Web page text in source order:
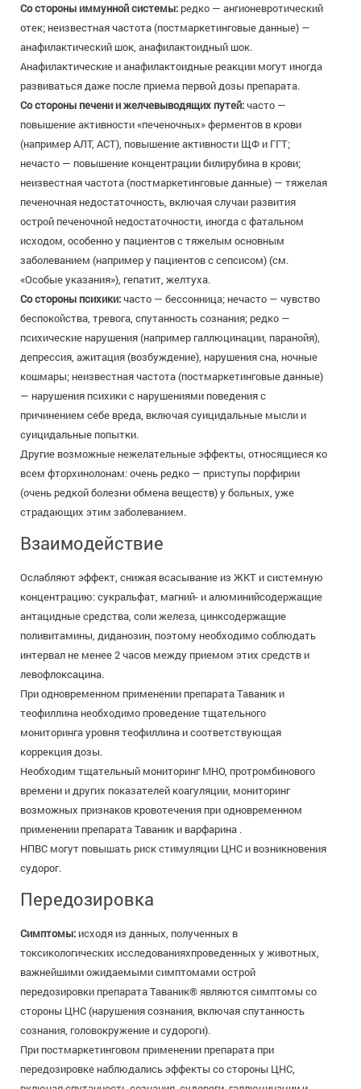
Со стороны иммунной системы: редко — ангионевротический
отек; неизвестная частота (постмаркетинговые данные) —
анафилактический шок, анафилактоидный шок.
Анафилактические и анафилактоидные реакции могут иногда
развиваться даже после приема первой дозы препарата.
Со стороны печени и желчевыводящих путей:часто —
повышение активности «печеночных» ферментов в крови
(например АЛТ, АСТ), повышение активности ЩФ и ГГТ;
нечасто — повышение концентрации билирубина в крови;
неизвестная частота (постмаркетинговые данные) — тяжелая
печеночная недостаточность, включая случаи развития
острой печеночной недостаточности, иногда с фатальном
исходом, особенно у пациентов с тяжелым основным
заболеванием (например у пациентов с сепсисом) (см.
«Особые указания»), гепатит, желтуха.
Со стороны психики:часто — бессонница; нечасто — чувство
беспокойства, тревога, спутанность сознания; редко —
психические нарушения (например галлюцинации, паранойя),
депрессия, ажитация (возбуждение), нарушения сна, ночные
кошмары; неизвестная частота (постмаркетинговые данные)
— нарушения психики с нарушениями поведения с
причинением себе вреда, включая суицидальные мысли и
суицидальные попытки.
Другие возможные нежелательные эффекты, относящиеся ко
всем фторхинолонам: очень редко — приступы порфирии
(очень редкой болезни обмена веществ) у больных, уже
страдающих этим заболеванием.
Взаимодействие
Ослабляют эффект, снижая всасывание из ЖКТ и системную
концентрацию: сукральфат, магний- и алюминийсодержащие
антацидные средства, соли железа, цинксодержащие
поливитамины, диданозин, поэтому необходимо соблюдать
интервал не менее 2 часов между приемом этих средств и
левофлоксацина.
При одновременном применении препарата Таваник и
теофиллина необходимо проведение тщательного
мониторинга уровня теофиллина и соответствующая
коррекция дозы.
Необходим тщательный мониторинг MHO, протромбинового
времени и других показателей коагуляции, мониторинг
возможных признаков кровотечения при одновременном
применении препарата Таваник и варфарина .
НПВС могут повышать риск стимуляции ЦНС и возникновения
судорог.
Передозировка
Симптомы: исходя из данных, полученных в
токсикологических исследованияхпроведенных у животных,
важнейшими ожидаемыми симптомами острой
передозировки препарата Таваник® являются симптомы со
стороны ЦНС (нарушения сознания, включая спутанность
сознания, головокружение и судороги).
При постмаркетинговом применении препарата при
передозировке наблюдались эффекты со стороны ЦНС,